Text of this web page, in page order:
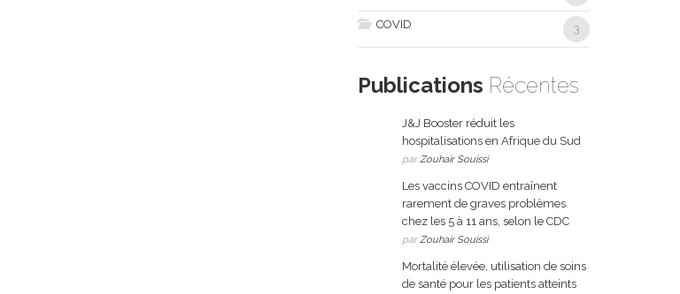
COVID 3
Publications Récentes
J&J Booster réduit les
hospitalisations en Afrique du Sud
parZouhair Souissi
Les vaccins COVID entraînent
rarement de graves problèmes
chez les 5 à 11 ans, selon le CDC
parZouhair Souissi
Mortalité élevée, utilisation de soins
de santé pour les patients atteints